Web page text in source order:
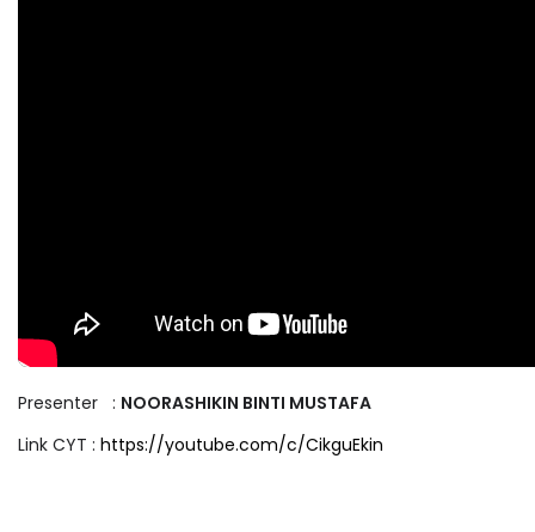
Presenter : NOORASHIKIN BINTI MUSTAFA
Link CYT : https://youtube.com/c/CikguEkin